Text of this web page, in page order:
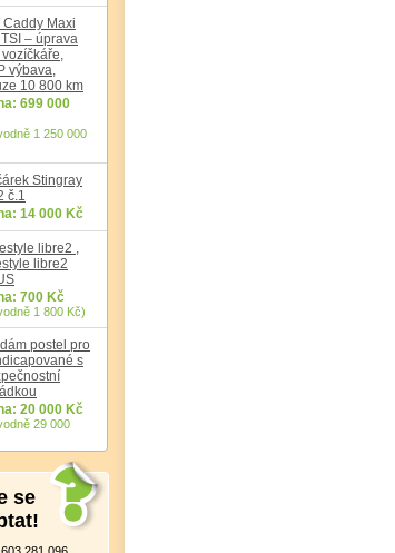
Caddy Maxi
– úprava
výbava,
10 800 km
699 000
1 250 000
Stingray
č.1
14 000 Kč
libre2 ,
libre2
700 Kč
1 800 Kč)
postel pro
s
20 000 Kč
29 000
se